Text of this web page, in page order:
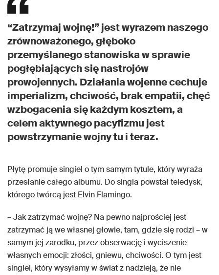
“Zatrzymaj wojnę!” jest wyrazem naszego
zrównoważonego, głęboko
przemyślanego stanowiska w sprawie
pogłębiających się nastrojów
prowojennych. Działania wojenne cechuje
imperializm, chciwość, brak empatii, chęć
wzbogacenia się każdym kosztem, a
celem aktywnego pacyfizmu jest
powstrzymanie wojny tu i teraz.
Płytę promuje singiel o tym samym tytule, który wyraża
przesłanie całego albumu. Do singla powstał teledysk,
którego twórcą jest Elvin Flamingo.
– Jak zatrzymać wojnę? Na pewno najprościej jest
zatrzymać ją we własnej głowie, tam, gdzie się rodzi – w
samym jej zarodku, przez obserwację i wyciszenie
własnych emocji: złości, gniewu, chciwości. O tym jest
singiel, który wysyłamy w świat z nadzieją, że nie